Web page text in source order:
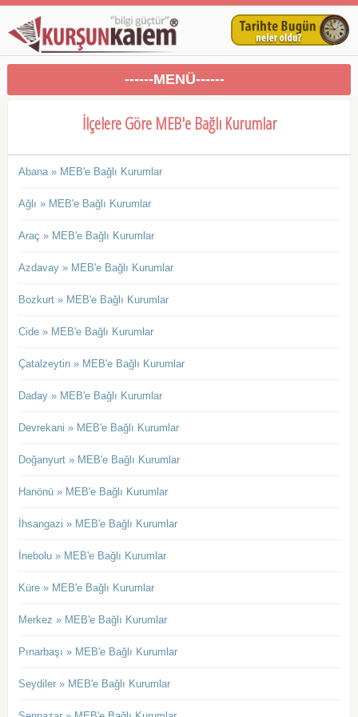
------MENÜ------
İlçelere Göre MEB'e Bağlı Kurumlar
Abana » MEB'e Bağlı Kurumlar
Ağlı » MEB'e Bağlı Kurumlar
Araç » MEB'e Bağlı Kurumlar
Azdavay » MEB'e Bağlı Kurumlar
Bozkurt » MEB'e Bağlı Kurumlar
Cide » MEB'e Bağlı Kurumlar
Çatalzeytin » MEB'e Bağlı Kurumlar
Daday » MEB'e Bağlı Kurumlar
Devrekani » MEB'e Bağlı Kurumlar
Doğanyurt » MEB'e Bağlı Kurumlar
Hanönü » MEB'e Bağlı Kurumlar
İhsangazi » MEB'e Bağlı Kurumlar
İnebolu » MEB'e Bağlı Kurumlar
Küre » MEB'e Bağlı Kurumlar
Merkez » MEB'e Bağlı Kurumlar
Pınarbaşı » MEB'e Bağlı Kurumlar
Seydiler » MEB'e Bağlı Kurumlar